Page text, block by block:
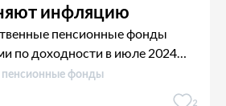
инфляцию
пенсионные фонды
по доходности в июле 2024
пенсионные фонды
2